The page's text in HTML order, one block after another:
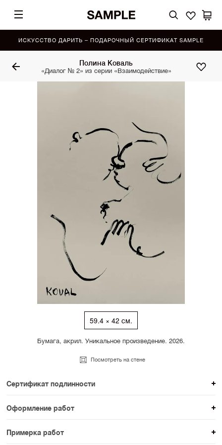
ИСКУССТВО ДАРИТЬ – ПОДАРОЧНЫЙ СЕРТИФИКАТ SAMPLE
Полина Коваль
«Диалог № 2» из серии «Взаимодействие»
59.4 × 42 см.
Бумага, акрил. Уникальное произведение. 2026.
Посмотреть на стене
Сертификат подлинности
К каждому авторскому произведению мы
прикладываем сертификат подлинности. Для товаров
раздела SAMPLE СЕРИЯ сертификаты не
Оформление работ
При покупке произведения вы можете выбрать и
оплатить вариант оформления. На сайте доступен
Примерка работ